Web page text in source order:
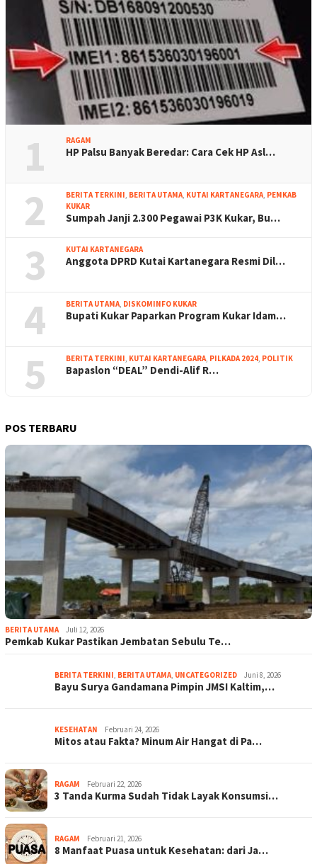
1 RAGAM
HP Palsu Banyak Beredar: Cara Cek HP Asl…
2 BERITA TERKINI BERITA UTAMA KUTAI KARTANEGARA PEMKAB
KUKAR
Sumpah Janji 2.300 Pegawai P3K Kukar, Bu…
3 KUTAI KARTANEGARA
Anggota DPRD Kutai Kartanegara Resmi Dil…
4 BERITA UTAMA DISKOMINFO KUKAR
Bupati Kukar Paparkan Program Kukar Idam…
5 BERITA TERKINI KUTAI KARTANEGARA PILKADA 2024 POLITIK
Bapaslon “DEAL” Dendi-Alif R…
POS TERBARU
BERITA UTAMA Juli 12, 2026
Pemkab Kukar Pastikan Jembatan Sebulu Te…
BERITA TERKINI BERITA UTAMA UNCATEGORIZED Juni 8, 2026
Bayu Surya Gandamana Pimpin JMSI Kaltim,…
KESEHATAN Februari 24, 2026
Mitos atau Fakta? Minum Air Hangat di Pa…
RAGAM Februari 22, 2026
3 Tanda Kurma Sudah Tidak Layak Konsumsi…
RAGAM Februari 21, 2026
8 Manfaat Puasa untuk Kesehatan: dari Ja…